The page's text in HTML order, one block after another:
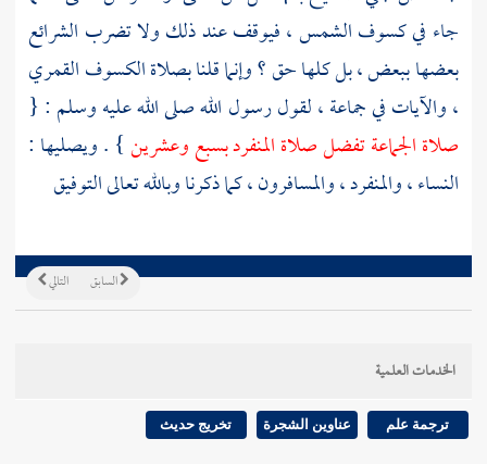
جاء في كسوف الشمس ، فيوقف عند ذلك ولا تضرب الشرائع
بعضها ببعض ، بل كلها حق ؟ وإنما قلنا بصلاة الكسوف القمري
، والآيات في جماعة ، لقول رسول الله صلى الله عليه وسلم : {
صلاة الجماعة تفضل صلاة المنفرد بسبع وعشرين} . ويصليها :
النساء ، والمنفرد ، والمسافرون ، كما ذكرنا وبالله تعالى التوفيق
التالي السابق
الخدمات العلمية
ترجمة علم عناوين الشجرة تخريج حديث